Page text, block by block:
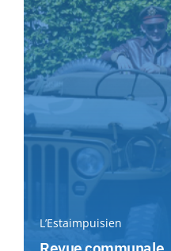
L’Estaimpuisien